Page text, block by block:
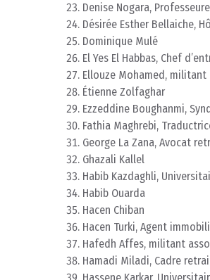
Denise Nogara,
Désirée Esther Bellaiche,
Dominique Mulé
El Yes El Habbas, Chef
Ellouze Mohamed,
Étienne Zolfaghar
Ezzeddine Boughanmi,
Fathia Maghrebi,
George La Zana, Avocat
Ghazali Kallel
Habib Kazdaghli,
Habib Ouarda
Hacen Chiban
Hacen Turki, Agent
Hafedh Affes, militant
Hamadi Miladi, Cadre